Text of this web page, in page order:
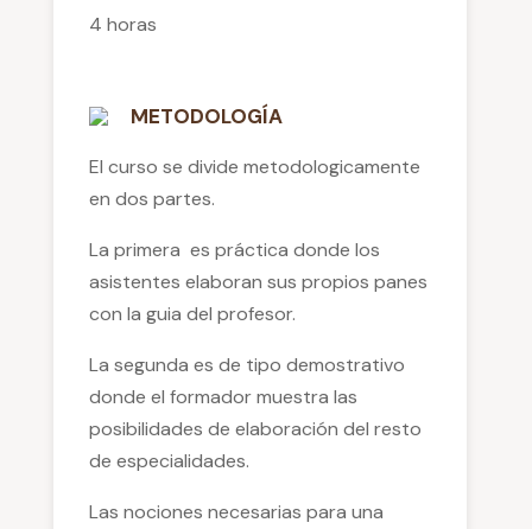
4 horas
METODOLOGÍA
El curso se divide metodologicamente
en dos partes.
La primera es práctica donde los
asistentes elaboran sus propios panes
con la guia del profesor.
La segunda es de tipo demostrativo
donde el formador muestra las
posibilidades de elaboración del resto
de especialidades.
Las nociones necesarias para una